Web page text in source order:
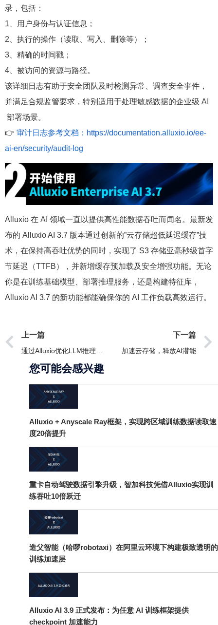
录，包括：
1、用户身份与认证信息；
2、执行的操作（读取、写入、删除等）；
3、精确的时间戳；
4、被访问的资源与路径。
该详细日志有助于安全团队及时检测异常、调查安全事件，
并满足合规监管要求，特别适用于处理敏感数据的企业级 AI
部署场景。
👉 审计日志参考文档： https://documentation.alluxio.io/ee-
ai-en/security/audit-log
Alluxio 在 AI 领域一直以提供高性能数据吞吐而闻名。最新发
布的 Alluxio AI 3.7 版本通过创新的”云存储超低延迟缓存”技
术，在保持高吞吐优势的同时，实现了 S3 存储亚毫秒级首字
节延迟（TTFB），并新增缓存预加载及安全增强功能。无论
你是在训练基础模型、部署推理服务，还是构建特征库，
Alluxio AI 3.7 的新功能都能确保你的 AI 工作负载高效运行。
上一篇 下一篇
加速云存储，释放AI潜能
您可能会感兴趣
Alluxio + Anyscale Ray框架，实现跨区域训练数据读取速
度20倍提升
重卡自动驾驶数据引擎升级，智加科技凭借Alluxio实现训
练吞吐10倍跃迁
造父智能（哈啰robotaxi）在阿里云环境下构建极致透明的
训练加速层
Alluxio AI 3.9 正式发布：为任意 AI 训练框架提供
checkpoint 加速能力